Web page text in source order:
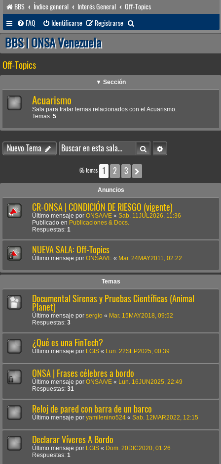
BBS Índice general Interés General
Off-Topics
FAQ
Identificarse Registrarse
u
a
r
BBS | ONSA Venezuela
Off-Topics
▼ Sección
Acuarismo
Sala para tratar temas relacionados con el Acuarismo.
Temas: 5
Nuevo Tema BuscarBúsqueda avanzada
65 temas 1 2 3
Anuncios
CR-ONSA | CONDICIÓN DE RIESGO (vigente)
Último mensaje por ONSA/VE « Sab. 11JUL2026, 11:36
Publicado en Publicaciones & Docs.
Respuestas: 1
NUEVA SALA: Off-Topics
Último mensaje por ONSA/VE « Mar. 24MAY2011, 02:22
Temas
Documental Sirenas y Pruebas Científicas (Animal
Planet)
Último mensaje por sergio « Mar. 15MAY2018, 09:52
Respuestas: 3
¿Qué es una FinTech?
Último mensaje por LGIS « Lun. 22SEP2025, 00:39
ONSA | Frases célebres a bordo
Último mensaje por ONSA/VE «
Lun. 16JUN2025, 22:49
Respuestas: 31
Reloj de pared con barra de un barco
Último mensaje por yamilenino524 « Sab. 12MAR2022, 12:15
Declarar Víveres A Bordo
Último mensaje por LGIS « Dom. 20DIC2020, 01:26
Respuestas: 1